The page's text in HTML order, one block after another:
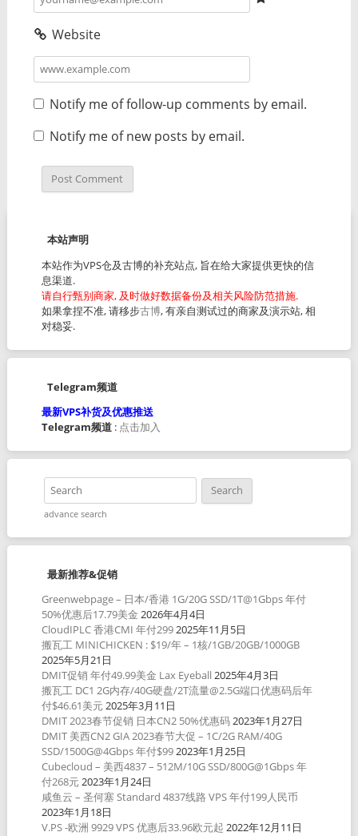
Website
Notify me of follow-up comments by email.
Notify me of new posts by email.
本站声明
本站作为VPS仓及古博的补充站点, 旨在给大家提供更快的信
息渠道.
请自行甄别商家, 及时做好数据备份及相关风险防范措施.
如果拿捏不准, 请移步古博, 有亲自测试过的商家及演示站, 相
对稳妥.
Telegram频道
最新VPS补货及优惠推送
Telegram频道: 点击加入
advance search
最新推荐&促销
Greenwebpage – 日本/香港 1G/20G SSD/1T@1Gbps 年付
50%优惠后17.79美金 2026年4月4日
CloudIPLC 香港CMI 年付2992025年11月5日
搬瓦工 MINICHICKEN : $19/年 – 1核/1GB/20GB/1000GB
2025年5月21日
DMIT促销 年付49.99美金 Lax Eyeball 2025年4月3日
搬瓦工 DC1 2G内存/40G硬盘/2T流量@2.5G端口优惠码后年
付$46.61美元2025年3月11日
DMIT 2023春节促销 日本CN2 50%优惠码2023年1月27日
DMIT 美西CN2 GIA 2023春节大促 – 1C/2G RAM/40G
SSD/1500G@4Gbps 年付$992023年1月25日
Cubecloud – 美西4837 – 512M/10G SSD/800G@1Gbps 年
付268元2023年1月24日
咸鱼云 – 圣何塞 Standard 4837线路 VPS 年付199人民币
2023年1月18日
V.PS -欧洲 9929 VPS 优惠后33.96欧元起 2022年12月11日